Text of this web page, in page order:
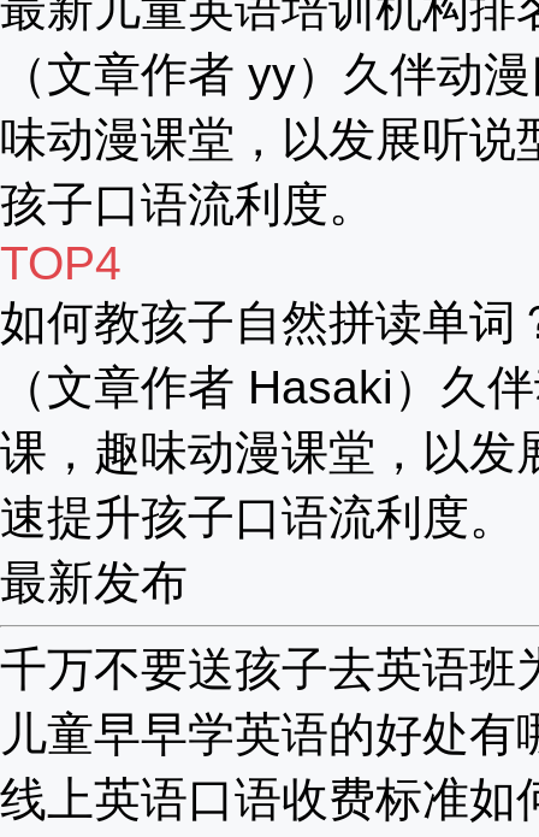
（文章作者 yy）久伴动
味动漫课堂，以发展听说
孩子口语流利度。
TOP4
如何教孩子自然拼读单词
（文章作者 Hasaki）久
课，趣味动漫课堂，以发
速提升孩子口语流利度。
最新发布
千万不要送孩子去英语班
儿童早早学英语的好处有
线上英语口语收费标准如